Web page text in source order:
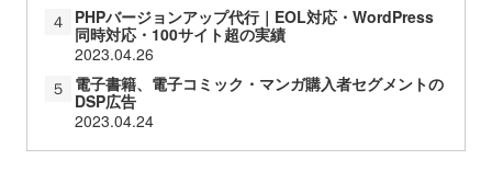
４ PHPバージョンアップ代行｜EOL対応・WordPress
同時対応・100サイト超の実績
2023.04.26
５ 電子書籍、電子コミック・マンガ購入者セグメントの
DSP広告
2023.04.24